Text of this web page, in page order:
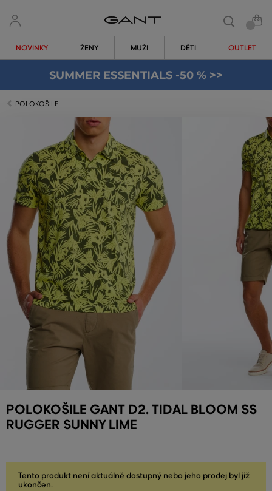
NOVINKY ŽENY MUŽI DĚTI OUTLET
SUMMER ESSENTIALS -50 % >>
POLOKOŠILE
POLOKOŠILE GANT D2. TIDAL BLOOM SS
RUGGER SUNNY LIME
Tento produkt není aktuálně dostupný nebo jeho prodej byl již
ukončen.